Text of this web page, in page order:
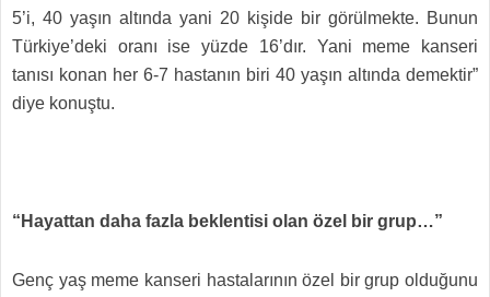
5’i, 40 yaşın altında yani 20 kişide bir görülmekte. Bunun
Türkiye’deki oranı ise yüzde 16’dır. Yani meme kanseri
tanısı konan her 6-7 hastanın biri 40 yaşın altında demektir”
diye konuştu.
“Hayattan daha fazla beklentisi olan özel bir grup…”
Genç yaş meme kanseri hastalarının özel bir grup olduğunu